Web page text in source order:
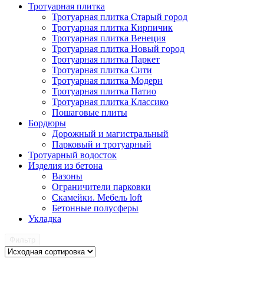
Тротуарная плитка
Тротуарная плитка Старый город
Тротуарная плитка Кирпичик
Тротуарная плитка Венеция
Тротуарная плитка Новый город
Тротуарная плитка Паркет
Тротуарная плитка Сити
Тротуарная плитка Модерн
Тротуарная плитка Патио
Тротуарная плитка Классико
Пошаговые плиты
Бордюры
Дорожный и магистральный
Парковый и тротуарный
Тротуарный водосток
Изделия из бетона
Вазоны
Ограничители парковки
Скамейки. Мебель loft
Бетонные полусферы
Укладка